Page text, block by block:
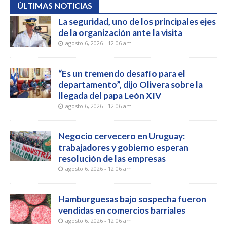
ÚLTIMAS NOTICIAS
La seguridad, uno de los principales ejes
de la organización ante la visita
agosto 6, 2026 - 12:06 am
“Es un tremendo desafío para el
departamento”, dijo Olivera sobre la
llegada del papa León XIV
agosto 6, 2026 - 12:06 am
Negocio cervecero en Uruguay:
trabajadores y gobierno esperan
resolución de las empresas
agosto 6, 2026 - 12:06 am
Hamburguesas bajo sospecha fueron
vendidas en comercios barriales
agosto 6, 2026 - 12:06 am